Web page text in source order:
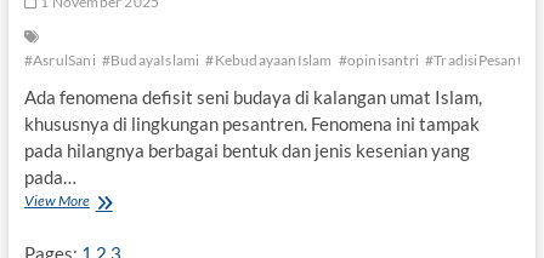
u
a
a
n
f
#AsrulSani #BudayaIslami #KebudayaanIslam #opinisantri #TradisiPesantren
Ada fenomena defisit seni budaya di kalangan umat Islam,
khususnya di lingkungan pesantren. Fenomena ini tampak
pada hilangnya berbagai bentuk dan jenis kesenian yang
pada…
View MoreL
Pages: 1 2 3